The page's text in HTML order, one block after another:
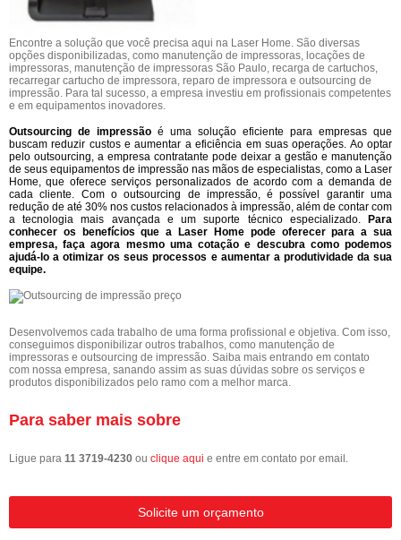
Encontre a solução que você precisa aqui na Laser Home. São diversas
opções disponibilizadas, como manutenção de impressoras, locações de
impressoras, manutenção de impressoras São Paulo, recarga de cartuchos,
recarregar cartucho de impressora, reparo de impressora e outsourcing de
impressão. Para tal sucesso, a empresa investiu em profissionais competentes
e em equipamentos inovadores.
Outsourcing de impressão é uma solução eficiente para empresas que
buscam reduzir custos e aumentar a eficiência em suas operações. Ao optar
pelo outsourcing, a empresa contratante pode deixar a gestão e manutenção
de seus equipamentos de impressão nas mãos de especialistas, como a Laser
Home, que oferece serviços personalizados de acordo com a demanda de
cada cliente. Com o outsourcing de impressão, é possível garantir uma
redução de até 30% nos custos relacionados à impressão, além de contar com
a tecnologia mais avançada e um suporte técnico especializado. Para
conhecer os benefícios que a Laser Home pode oferecer para a sua
empresa, faça agora mesmo uma cotação e descubra como podemos
ajudá-lo a otimizar os seus processos e aumentar a produtividade da sua
equipe.
Desenvolvemos cada trabalho de uma forma profissional e objetiva. Com isso,
conseguimos disponibilizar outros trabalhos, como manutenção de
impressoras e outsourcing de impressão. Saiba mais entrando em contato
com nossa empresa, sanando assim as suas dúvidas sobre os serviços e
produtos disponibilizados pelo ramo com a melhor marca.
Para saber mais sobre
Ligue para 11 3719-4230 ou clique aqui e entre em contato por email.
Solicite um orçamento